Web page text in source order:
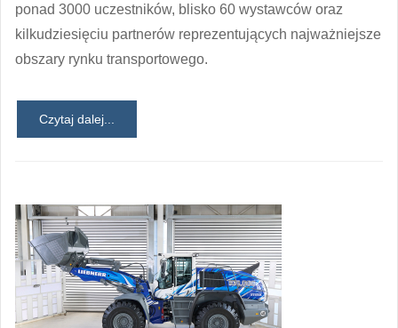
ponad 3000 uczestników, blisko 60 wystawców oraz
kilkudziesięciu partnerów reprezentujących najważniejsze
obszary rynku transportowego.
Czytaj dalej...